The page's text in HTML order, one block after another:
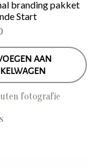
branding pakket
Start
AAN
fotografie